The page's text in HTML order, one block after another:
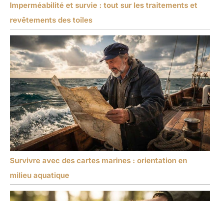
Imperméabilité et survie : tout sur les traitements et
revêtements des toiles
Survivre avec des cartes marines : orientation en
milieu aquatique